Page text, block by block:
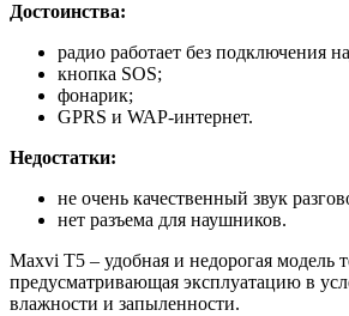
Достоинства:
радио работает без подключения
кнопка SOS;
фонарик;
GPRS и WAP-интернет.
Недостатки:
не очень качественный звук
нет разъема для наушников.
Maxvi T5 – удобная и недорогая модель
предусматривающая эксплуатацию в
влажности и запыленности.